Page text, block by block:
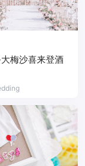
梅沙喜来登酒